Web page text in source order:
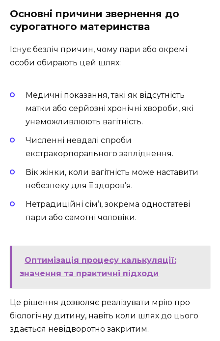
Основні причини звернення до
сурогатного материнства
Існує безліч причин, чому пари або окремі
особи обирають цей шлях:
Медичні показання, такі як відсутність
матки або серйозні хронічні хвороби, які
унеможливлюють вагітність.
Численні невдалі спроби
екстракорпорального запліднення.
Вік жінки, коли вагітність може наставити
небезпеку для її здоров’я.
Нетрадиційні сім’ї, зокрема одностатеві
пари або самотні чоловіки.
Оптимізація процесу калькуляції:
значення та практичні підходи
Це рішення дозволяє реалізувати мрію про
біологічну дитину, навіть коли шлях до цього
здається невідворотно закритим.